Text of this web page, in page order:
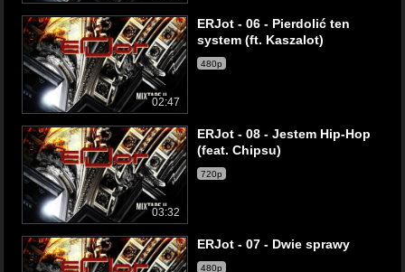
02:47
ERJot - 06 - Pierdolić ten
system (ft. Kaszalot)
480p
03:32
ERJot - 08 - Jestem Hip-Hop
(feat. Chipsu)
720p
ERJot - 07 - Dwie sprawy
480p